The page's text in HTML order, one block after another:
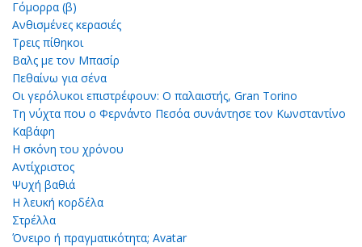
Γόμορρα (β)
Ανθισμένες κερασιές
Τρεις πίθηκοι
Βαλς με τον Μπασίρ
Πεθαίνω για σένα
Οι γερόλυκοι επιστρέφουν: Ο παλαιστής, Gran Torino
Τη νύχτα που ο Φερνάντο Πεσόα συνάντησε τον Κωνσταντίνο
Καβάφη
Η σκόνη του χρόνου
Αντίχριστος
Ψυχή βαθιά
Η λευκή κορδέλα
Στρέλλα
Όνειρο ή πραγματικότητα; Avatar